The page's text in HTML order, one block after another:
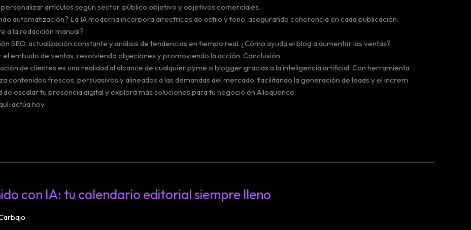
artículos según sector, público objetivo y objetivos comerciales.
automatización? La IA moderna incorpora directrices de estilo y tono, asegurando coherencia en cada publicación.
a la redacción manual?
SEO, actualización constante y análisis de tendencias en tiempo real. ¿Cómo ayuda el blog a aumentar las ventas?
embudo de ventas, resolviendo objeciones y promoviendo la acción. Conclusión
de clientes es una realidad al alcance de cualquier pyme o blogger gracias a la inteligencia artificial. Con herramienta
contenidos frescos, persuasivos y alineados a las demandas del mercado, facilitando la generación de leads y el increm
escalar tu presencia digital y explora más soluciones para tu negocio en Ailoquence.
actúa hoy.
con IA: tu calendario editorial siempre lleno